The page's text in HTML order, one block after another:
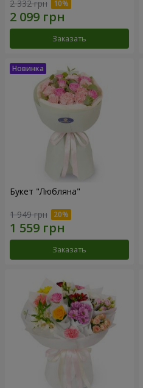
2 332 грн
Заказать
Букет "Любляна"
1 949 грн
Заказать